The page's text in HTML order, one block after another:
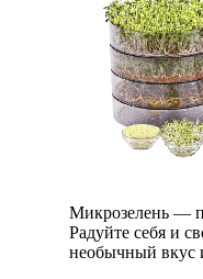
Микрозелень —
Радуйте себя и
необычный вкус